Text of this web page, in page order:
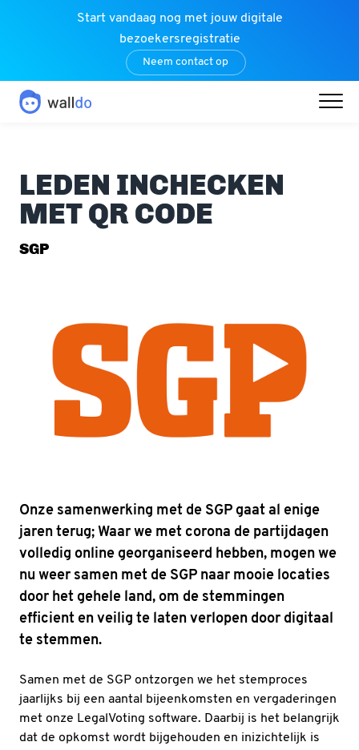
Start vandaag nog met jouw digitale
bezoekersregistratie
Neem contact op
LEDEN INCHECKEN
MET QR CODE
SGP
Onze samenwerking met de SGP gaat al enige
jaren terug; Waar we met corona de partijdagen
volledig online georganiseerd hebben, mogen we
nu weer samen met de SGP naar mooie locaties
door het gehele land, om de stemmingen
efficient en veilig te laten verlopen door digitaal
te stemmen.
Samen met de SGP ontzorgen we het stemproces
jaarlijks bij een aantal bijeenkomsten en vergaderingen
met onze LegalVoting software. Daarbij is het belangrijk
dat de opkomst wordt bijgehouden en inizichtelijk is